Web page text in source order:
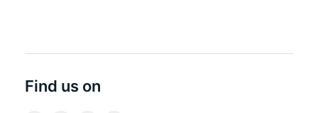
Find us on